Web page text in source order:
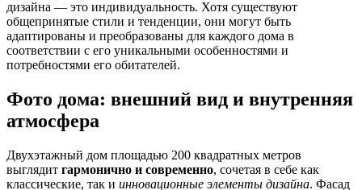
дизайна — это индивидуальность. Хотя существуют
общепринятые стили и тенденции, они могут быть
адаптированы и преобразованы для каждого дома в
соответствии с его уникальными особенностями и
потребностями его обитателей.
Фото дома: внешний вид и внутренняя
атмосфера
Двухэтажный дом площадью 200 квадратных метров
выглядит гармонично и современно, сочетая в себе как
классические, так и инновационные элементы дизайна. Фасад